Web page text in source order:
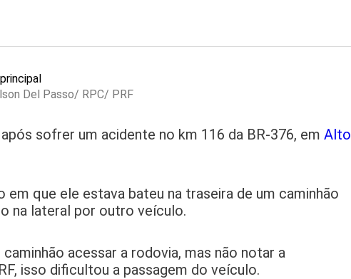
Del Passo/ RPC/ PRF
sofrer um acidente no km 116 da BR-376, em Alto
que ele estava bateu na traseira de um caminhão
na lateral por outro veículo.
acessar a rodovia, mas não notar a
isso dificultou a passagem do veículo.